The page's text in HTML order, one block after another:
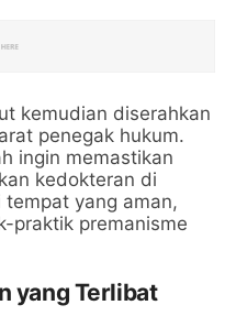
kemudian diserahkan
penegak hukum.
ingin memastikan
kedokteran di
yang aman,
praktik premanisme
yang Terlibat